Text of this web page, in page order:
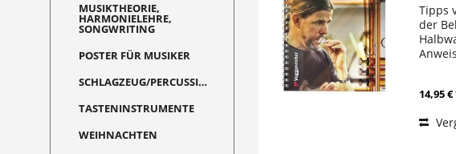
MUSIKTHEORIE,
HARMONIELEHRE,
SONGWRITING
POSTER FÜR MUSIKER
SCHLAGZEUG/PERCUSSION
TASTENINSTRUMENTE
WEIHNACHTEN
Tipps
der
14,95